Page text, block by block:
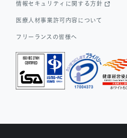
情報セキュリティに関する方針
医療人材事業許可内容について
フリーランスの皆様へ